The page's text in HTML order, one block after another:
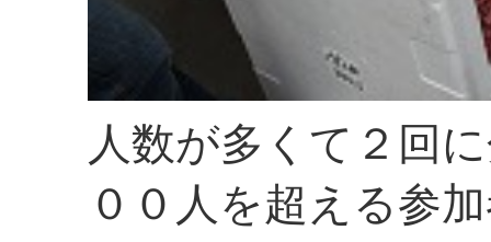
人数が多くて２回
００人を超える参